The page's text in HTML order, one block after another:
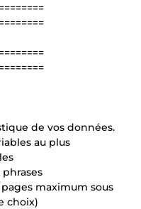
de vos données.
au plus
maximum sous
choix)